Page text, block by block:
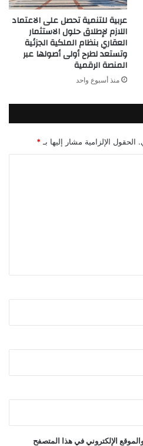
عربية للتنمية تحصل على الاعتماد
اللازم لإطلاق حلول الاستثمار
العقاري بنظام الملكية الجزئية
وتستعد لطرح أولى أصولها عبر
المنصة الرقمية
منذ أسبوع واحد
الحقول الإلزامية مشار إليها بـ *
الإلكتروني في هذا المتصفح